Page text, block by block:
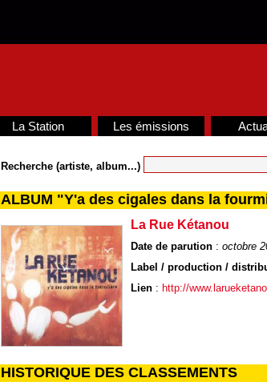
La Station Les émissions
Recherche (artiste, album...)
ALBUM "Y'a des cigales dans la
La Rue Kétanou
Date de parution: octobre
Label / production /
Lien: http://
HISTORIQUE DES CLASSEMENTS